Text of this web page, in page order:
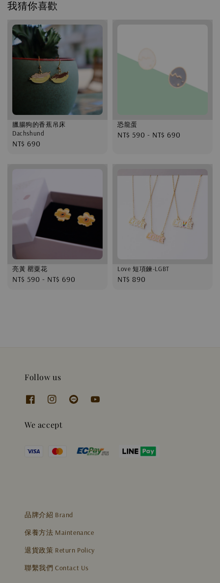
我猜你喜歡
臘腸狗的香蕉吊床
Dachshund
Regular
NT$ 690
恐龍蛋
Regular
NT$ 590 - NT$ 690
亮黃 罌粟花
Regular
NT$ 590 - NT$ 690
Love 短項鍊-LGBT
Regular
NT$ 890
Follow us
We accept
品牌介紹 Brand
保養方法 Maintenance
退貨政策 Return Policy
聯繫我們 Contact Us